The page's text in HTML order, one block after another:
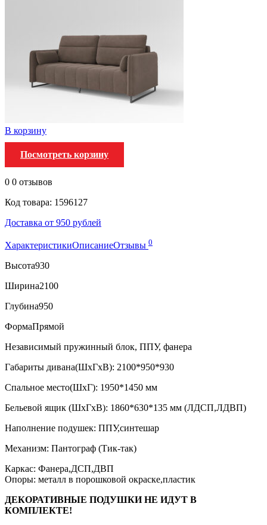
В корзину
Посмотреть корзину
0 0 отзывов
Код товара: 1596127
Доставка от 950 рублей
ХарактеристикиОписаниеОтзывы 0
Высота930
Ширина2100
Глубина950
ФормаПрямой
Независимый пружинный блок, ППУ, фанера
Габариты дивана(ШхГхВ): 2100*950*930
Спальное место(ШхГ): 1950*1450 мм
Бельевой ящик (ШхГхВ): 1860*630*135 мм (ЛДСП,ЛДВП)
Наполнение подушек: ППУ,синтешар
Механизм: Пантограф (Тик-так)
Каркас: Фанера,ДСП,ДВП
Опоры: металл в порошковой окраске,пластик
ДЕКОРАТИВНЫЕ ПОДУШКИ НЕ ИДУТ В
КОМПЛЕКТЕ!